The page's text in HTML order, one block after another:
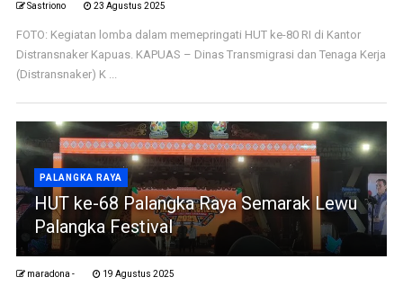
Sastriono 23 Agustus 2025
FOTO: Kegiatan lomba dalam memepringati HUT ke-80 RI di Kantor
Distransnaker Kapuas. KAPUAS – Dinas Transmigrasi dan Tenaga Kerja
(Distransnaker) K ...
PALANGKA RAYA
HUT ke-68 Palangka Raya Semarak Lewu
Palangka Festival
maradona - 19 Agustus 2025